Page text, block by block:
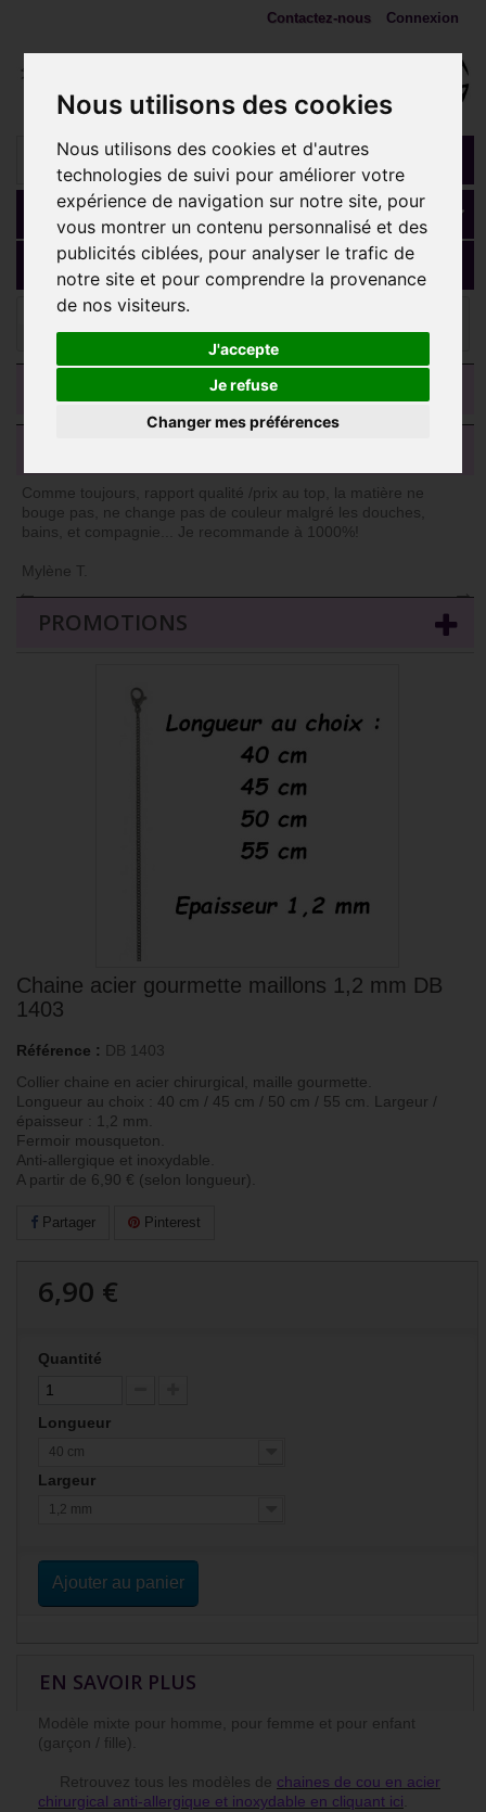
Nous utilisons des cookies
Nous utilisons des cookies et d'autres
technologies de suivi pour améliorer votre
expérience de navigation sur notre site, pour
vous montrer un contenu personnalisé et des
publicités ciblées, pour analyser le trafic de
notre site et pour comprendre la provenance
de nos visiteurs.
J'accepte
Je refuse
Changer mes préférences
Connexion
Contactez-nous
Panier (vide)
MENU
COLLIERS et chaines
1,2 mm DB 1403
Comme toujours, rapport qualité /prix au top, la matière ne
bouge pas, ne change pas de couleur malgré les douches,
bains, et compagnie... Je recommande à 1000%!
Mylène T.
→
←
PROMOTIONS
Chaine acier gourmette maillons 1,2 mm DB
1403
Référence : DB 1403
Collier chaine en acier chirurgical, maille gourmette.
Longueur au choix : 40 cm / 45 cm / 50 cm / 55 cm. Largeur /
épaisseur : 1,2 mm.
Fermoir mousqueton.
Anti-allergique et inoxydable.
A partir de 6,90 € (selon longueur).
Partager Pinterest
6,90 €
Quantité
Longueur
40 cm
Largeur
1,2 mm
Ajouter au panier
EN SAVOIR PLUS
Modèle mixte pour homme, pour femme et pour enfant
(garçon / fille).
Retrouvez tous les modèles de chaines de cou en acier
chirurgical anti-allergique et inoxydable en cliquant ici